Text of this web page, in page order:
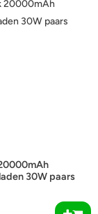
30W paars